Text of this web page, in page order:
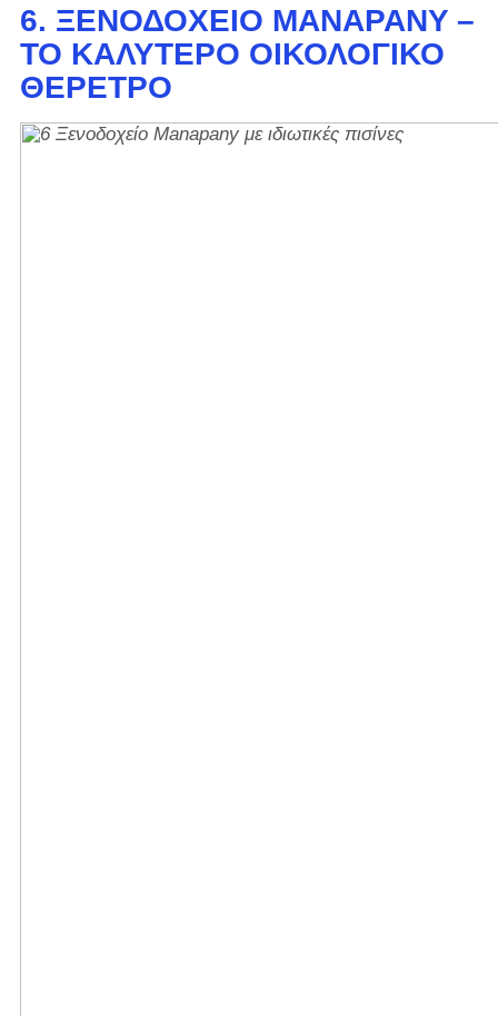
6. ΞΕΝΟΔΟΧΕΊΟ MANAPANY –
ΤΟ ΚΑΛΎΤΕΡΟ ΟΙΚΟΛΟΓΙΚΌ
ΘΈΡΕΤΡΟ